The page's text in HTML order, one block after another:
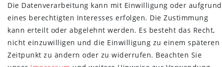
Hiermit bestätige ich, dass ich dieDaten­schutz­erklärunggelesen habe.
Die Datenverarbeitung kann mit Einwilligung oder aufgrund
eines berechtigten Interesses erfolgen. Die Zustimmung
kann erteilt oder abgelehnt werden. Es besteht das Recht,
nicht einzuwilligen und die Einwilligung zu einem späteren
Zeitpunkt zu ändern oder zu widerrufen. Beachten Sie